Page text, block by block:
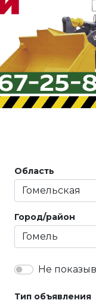
Область
Город/район
Не
Тип объявления